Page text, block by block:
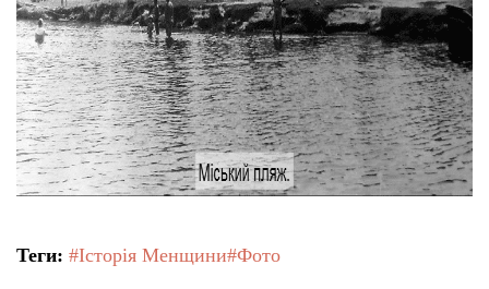
Теги: #Історія Менщини#Фото